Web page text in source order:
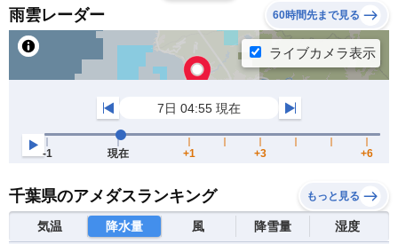
雨雲レーダー 60時間先まで見る
千葉県のアメダスランキング もっと見る
気温 降水量 風 降雪量 湿度